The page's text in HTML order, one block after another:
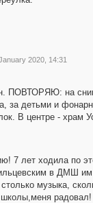
2020, 14:31
ПОВТОРЯЮ: на
за детьми и
В центре - храм
7 лет ходила по
в ДМШ им
музыка,
радовал!